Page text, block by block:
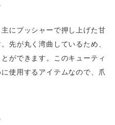
にプッシャーで押し上げた甘
先が丸く湾曲しているため、
ができます。このキューティ
使用するアイテムなので、爪